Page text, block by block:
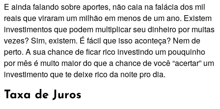
E ainda falando sobre aportes, não caia na falácia dos mil
reais que viraram um milhão em menos de um ano. Existem
investimentos que podem multiplicar seu dinheiro por muitas
vezes? Sim, existem. É fácil que isso aconteça? Nem de
perto. A sua chance de ficar rico investindo um pouquinho
por mês é muito maior do que a chance de você “acertar” um
investimento que te deixe rico da noite pro dia.
Taxa de Juros